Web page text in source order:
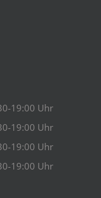
19:00 Uhr
19:00 Uhr
19:00 Uhr
19:00 Uhr